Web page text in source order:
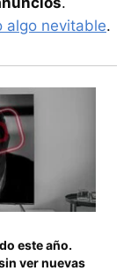
algo nevitable.
este año.
ver nuevas